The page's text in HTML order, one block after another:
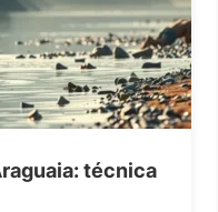
técnica